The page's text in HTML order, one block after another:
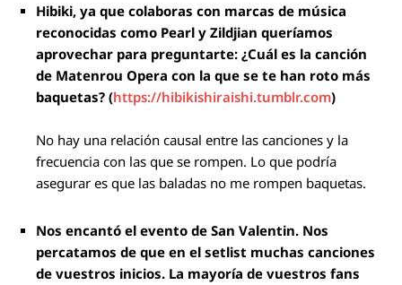
Hibiki, ya que colaboras con marcas de música
reconocidas como Pearl y Zildjian queríamos
aprovechar para preguntarte: ¿Cuál es la canción
de Matenrou Opera con la que se te han roto más
baquetas? (https://hibikishiraishi.tumblr.com)
No hay una relación causal entre las canciones y la
frecuencia con las que se rompen. Lo que podría
asegurar es que las baladas no me rompen baquetas.
Nos encantó el evento de San Valentin. Nos
percatamos de que en el setlist muchas canciones
de vuestros inicios. La mayoría de vuestros fans